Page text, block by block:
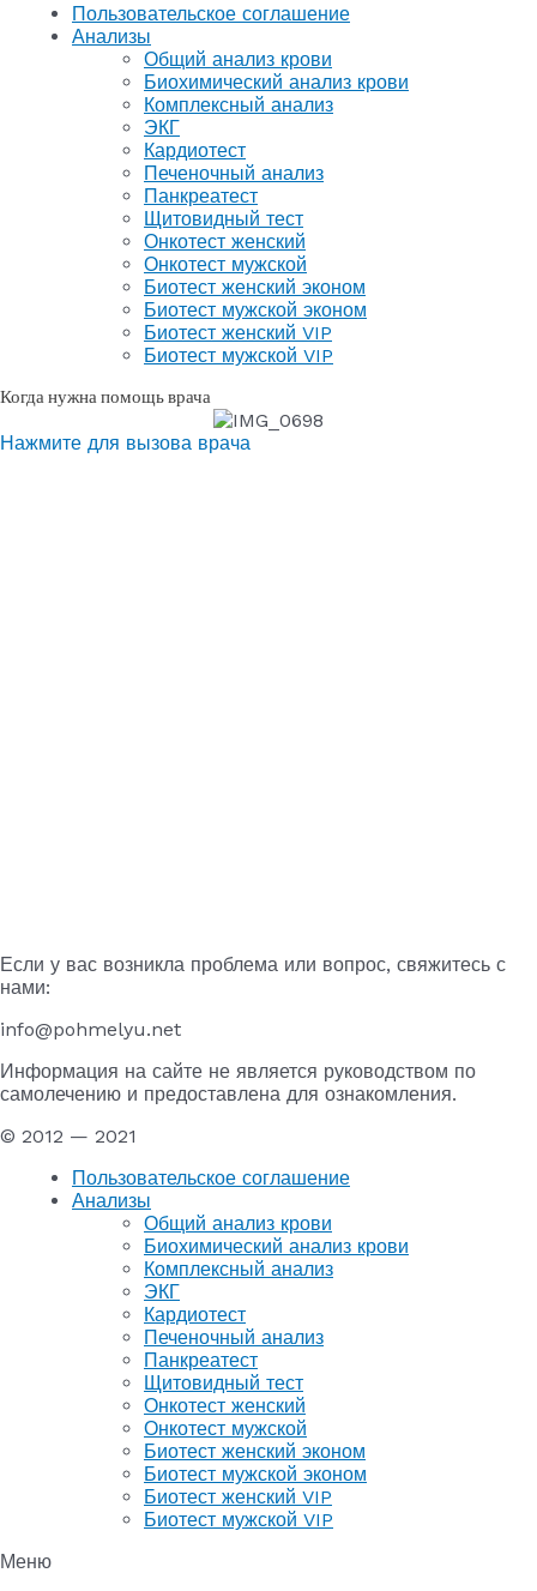
Пользовательское соглашение
Анализы
Общий анализ крови
Биохимический анализ крови
Комплексный анализ
ЭКГ
Кардиотест
Печеночный анализ
Панкреатест
Щитовидный тест
Онкотест женский
Онкотест мужской
Биотест женский эконом
Биотест мужской эконом
Биотест женский VIP
Биотест мужской VIP
Когда нужна помощь врача
Нажмите для вызова врача
Если у вас возникла проблема или вопрос, свяжитесь с
нами:
info@pohmelyu.net
Информация на сайте не является руководством по
самолечению и предоставлена для ознакомления.
© 2012 — 2021
Пользовательское соглашение
Анализы
Общий анализ крови
Биохимический анализ крови
Комплексный анализ
ЭКГ
Кардиотест
Печеночный анализ
Панкреатест
Щитовидный тест
Онкотест женский
Онкотест мужской
Биотест женский эконом
Биотест мужской эконом
Биотест женский VIP
Биотест мужской VIP
Меню